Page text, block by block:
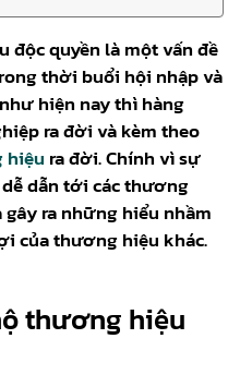
quyền là một vấn đề
thời buổi hội nhập và
hiện nay thì hàng
ra đời và kèm theo
hiệu ra đời. Chính vì sự
dẫn tới các thương
ra những hiểu nhầm
của thương hiệu khác.
thương hiệu